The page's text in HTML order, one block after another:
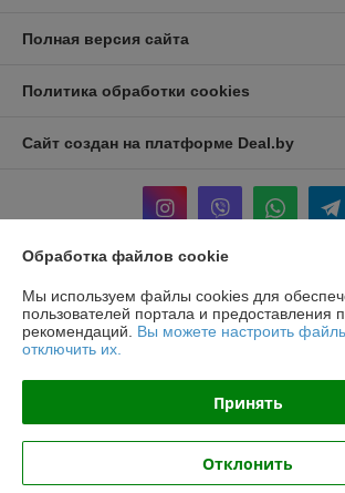
Полная версия сайта
Политика обработки cookies
Сайт создан на платформе Deal.by
Информация для покупателя
Юридическое лицо: ООО «БЕЛПРОФИЛЬ ГРУПП»
220040, Г. МИНСК, ПЕР. 3-Й МОЖАЙСКОГО, Д. 11,
Регистрационный орган: Минский горисполком
Дата регистрации компании: 02.11.2017
Обработка файлов cookie
Мы используем файлы cookies для
пользователей портала и предоставления
рекомендаций. Вы можете настроить
отключить их.
Принять
Отклонить